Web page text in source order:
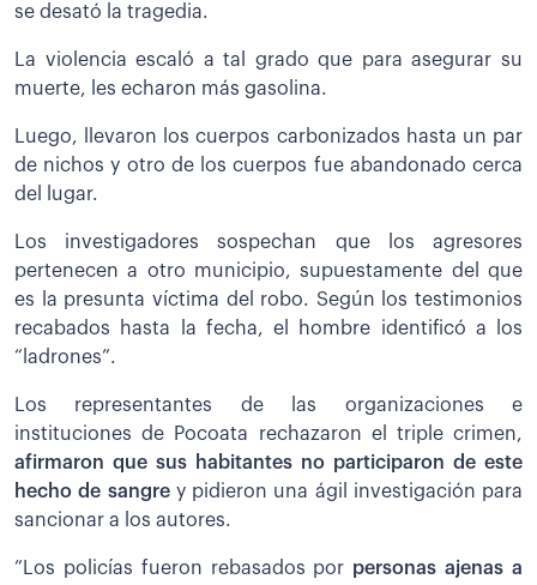
se desató la tragedia.
La violencia escaló a tal grado que para asegurar su
muerte, les echaron más gasolina.
Luego, llevaron los cuerpos carbonizados hasta un par
de nichos y otro de los cuerpos fue abandonado cerca
del lugar.
Los investigadores sospechan que los agresores
pertenecen a otro municipio, supuestamente del que
es la presunta víctima del robo. Según los testimonios
recabados hasta la fecha, el hombre identificó a los
“ladrones”.
Los representantes de las organizaciones e
instituciones de Pocoata rechazaron el triple crimen,
afirmaron que sus habitantes no participaron de este
hecho de sangre y pidieron una ágil investigación para
sancionar a los autores.
”Los policías fueron rebasados por personas ajenas a